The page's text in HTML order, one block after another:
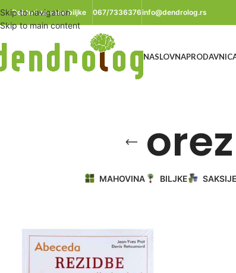
Skip to navigation
Skip to main content
Doktori za vaše biljke 067/7336376info@dendrolog.rs
NASLOVNA
MAHOVINA BILJKE SAKSIJE